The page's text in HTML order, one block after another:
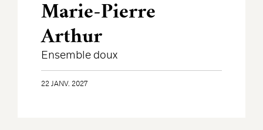
Marie-Pierre
Arthur
Ensemble doux
22 JANV. 2027